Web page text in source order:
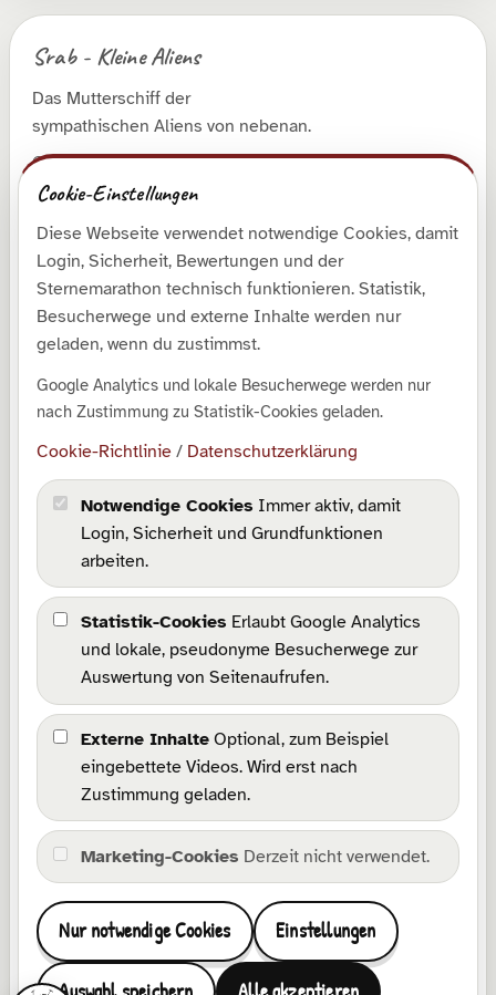
Srab - Kleine Aliens
Das Mutterschiff der
sympathischen Aliens von nebenan.
© 2026 Roman Runge
Entdecken
Shop
Galerie
Kollektionen
Downloads
SrabLog
Über mich
Rechtliches
Impressum
Datenschutz
Barrierefreiheit
Wissensbasis
Cookie-Richtlinie
Cookie-Einstellungen
Kommunikation
Kontakt
FacebookInstagramPinterestTikTokYouTube
Etsy Wonderlink
E-Mail
Zu Favoriten hinzufügen
Cookie-Einstellungen
Diese Webseite verwendet notwendige Cookies, damit
Login, Sicherheit, Bewertungen und der
Sternemarathon technisch funktionieren. Statistik,
Besucherwege und externe Inhalte werden nur
geladen, wenn du zustimmst.
Google Analytics und lokale Besucherwege werden nur
nach Zustimmung zu Statistik-Cookies geladen.
Cookie-Richtlinie / Datenschutzerklärung
Notwendige Cookies Immer aktiv, damit
Login, Sicherheit und Grundfunktionen
arbeiten.
Statistik-Cookies Erlaubt Google Analytics
und lokale, pseudonyme Besucherwege zur
Auswertung von Seitenaufrufen.
Externe Inhalte Optional, zum Beispiel
eingebettete Videos. Wird erst nach
Zustimmung geladen.
Marketing-Cookies Derzeit nicht verwendet.
Nur notwendige Cookies Einstellungen